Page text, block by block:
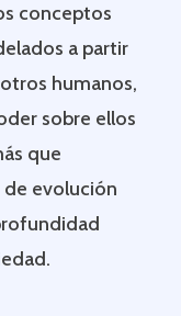
conceptos
a partir
humanos,
sobre ellos
que
evolución